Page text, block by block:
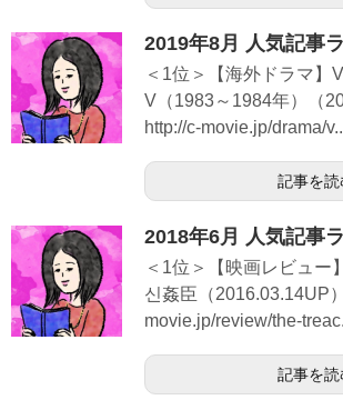
2019年8月 人気記事
＜1位＞【海外ドラマ】
V（1983～1984年）（
http://c-movie.jp/drama/
記事を読
2018年6月 人気記事
＜1位＞【映画レビュー
신姦臣（2016.03.14UP
movie.jp/review/the-
記事を読